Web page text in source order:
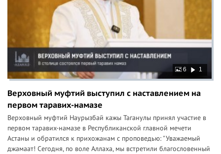
6 1
Верховный муфтий выступил с наставлением на
первом таравих-намазе
Верховный муфтий Наурызбай кажы Таганулы принял участие в
первом таравих-намазе в Республиканской главной мечети
Астаны и обратился к прихожанам с проповедью: "Уважаемый
джамаат! Сегодня, по воле Аллаха, мы встретили благословенный